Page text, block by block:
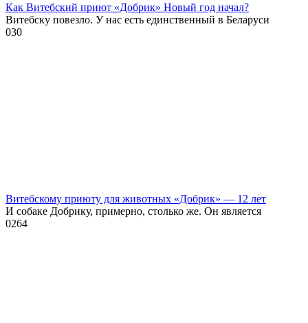
Как Витебский приют «Добрик» Новый год начал?
Витебску повезло. У нас есть единственный в Беларуси
030
Витебскому приюту для животных «Добрик» — 12 лет
И собаке Добрику, примерно, столько же. Он является
0264